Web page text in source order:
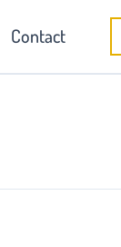
Contact